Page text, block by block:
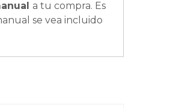
a tu compra. Es
se vea incluido